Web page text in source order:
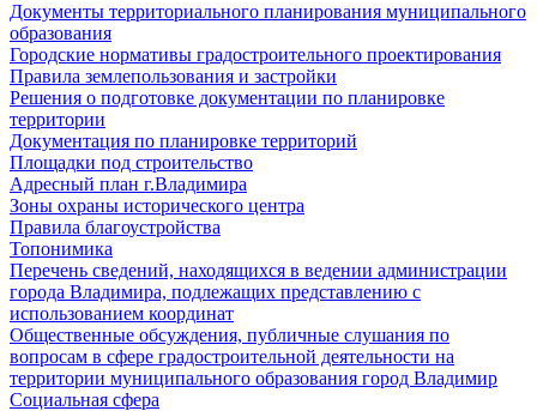
Документы территориального планирования муниципального
образования
Городские нормативы градостроительного проектирования
Правила землепользования и застройки
Решения о подготовке документации по планировке
территории
Документация по планировке территорий
Площадки под строительство
Адресный план г.Владимира
Зоны охраны исторического центра
Правила благоустройства
Топонимика
Перечень сведений, находящихся в ведении администрации
города Владимира, подлежащих представлению с
использованием координат
Общественные обсуждения, публичные слушания по
вопросам в сфере градостроительной деятельности на
территории муниципального образования город Владимир
Социальная сфера